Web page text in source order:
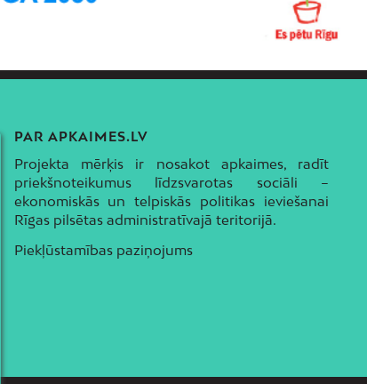
PAR APKAIMES.LV
Projekta mērķis ir nosakot apkaimes, radīt
priekšnoteikumus līdzsvarotas sociāli –
ekonomiskās un telpiskās politikas ieviešanai
Rīgas pilsētas administratīvajā teritorijā.
Piekļūstamības paziņojums